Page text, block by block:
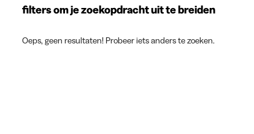
filters om je zoekopdracht uit te breiden
Oeps, geen resultaten! Probeer iets anders te zoeken.